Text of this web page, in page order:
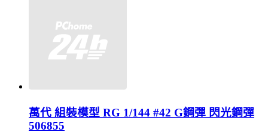
萬代 組裝模型 RG 1/144 #42 G鋼彈 閃光鋼彈
506855